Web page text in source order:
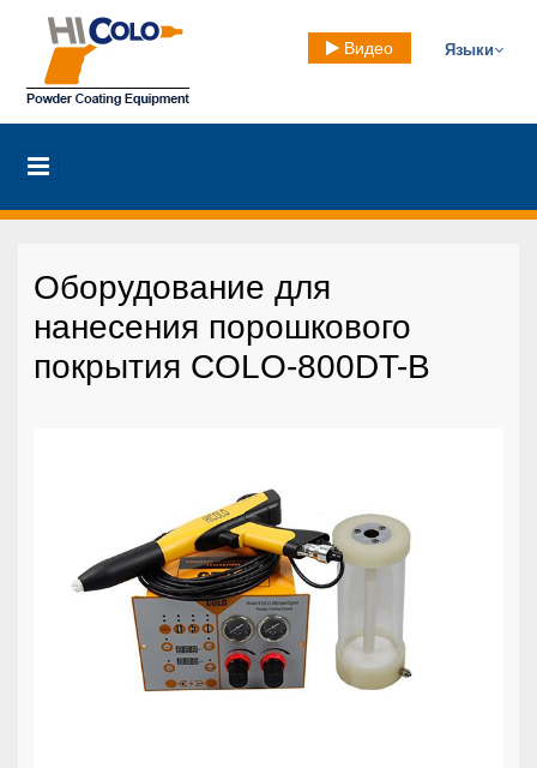
Языки
Видео
Оборудование для
нанесения порошкового
покрытия COLO-800DT-B